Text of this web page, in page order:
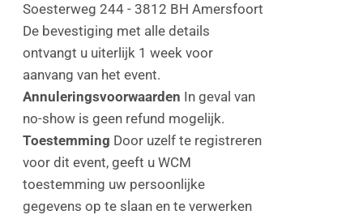
Soesterweg 244 - 3812 BH Amersfoort
De bevestiging met alle details
ontvangt u uiterlijk 1 week voor
aanvang van het event.
Annuleringsvoorwaarden In geval van
no-show is geen refund mogelijk.
Toestemming Door uzelf te registreren
voor dit event, geeft u WCM
toestemming uw persoonlijke
gegevens op te slaan en te verwerken